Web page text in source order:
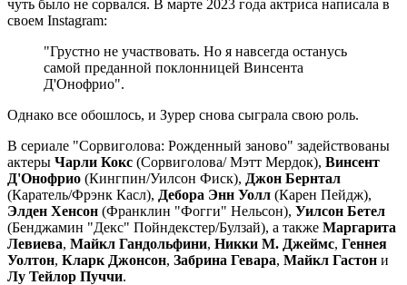
чуть было не сорвался. В марте 2023 года актриса написала в
своем Instagram:
"Грустно не участвовать. Но я навсегда останусь
самой преданной поклонницей Винсента
Д'Онофрио".
Однако все обошлось, и Зурер снова сыграла свою роль.
В сериале "Сорвиголова: Рожденный заново" задействованы
актеры Чарли Кокс (Сорвиголова/ Мэтт Мердок), Винсент
Д'Онофрио (Кингпин/Уилсон Фиск), Джон Бернтал
(Каратель/Фрэнк Касл), Дебора Энн Уолл (Карен Пейдж),
Элден Хенсон (Франклин "Фогги" Нельсон), Уилсон Бетел
(Бенджамин "Декс" Пойндекстер/Булзай), а также Маргарита
Левиева, Майкл Гандольфини, Никки М. Джеймс, Геннея
Уолтон, Кларк Джонсон, Забрина Гевара, Майкл Гастон и
Лу Тейлор Пуччи.